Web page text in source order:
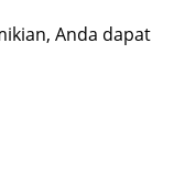
Anda dapat